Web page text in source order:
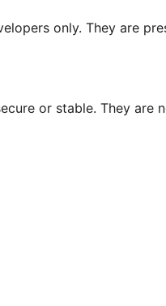
only. They are
or stable. They are